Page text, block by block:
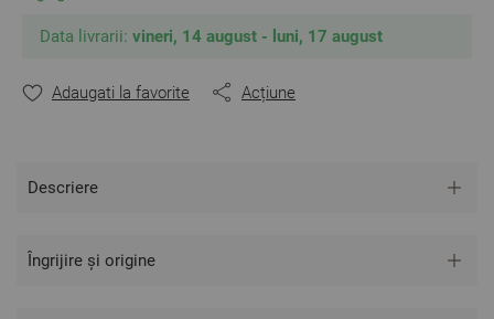
Data livrarii: vineri, 14 august - luni, 17 august
Adaugati la favorite Acțiune
Descriere
Îngrijire și origine